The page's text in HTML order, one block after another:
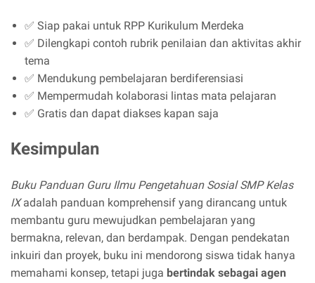
✅ Siap pakai untuk RPP Kurikulum Merdeka
✅ Dilengkapi contoh rubrik penilaian dan aktivitas akhir
tema
✅ Mendukung pembelajaran berdiferensiasi
✅ Mempermudah kolaborasi lintas mata pelajaran
✅ Gratis dan dapat diakses kapan saja
Kesimpulan
Buku Panduan Guru Ilmu Pengetahuan Sosial SMP Kelas
IXadalah panduan komprehensif yang dirancang untuk
membantu guru mewujudkan pembelajaran yang
bermakna, relevan, dan berdampak. Dengan pendekatan
inkuiri dan proyek, buku ini mendorong siswa tidak hanya
memahami konsep, tetapi juga bertindak sebagai agen